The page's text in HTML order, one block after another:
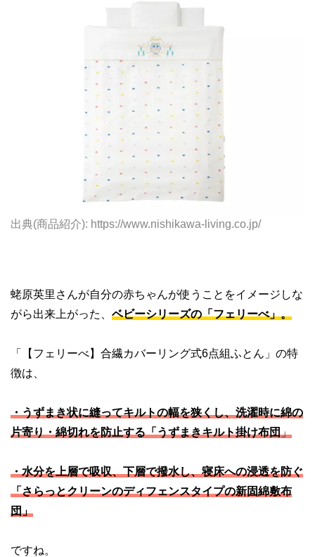
出典(商品紹介): https://www.nishikawa-living.co.jp/
蛯原英里さんが自分の赤ちゃんが使うことをイメージしな
がら出来上がった、 ベビーシリーズの「フェリーべ」。
「【フェリーべ】合繊カバーリング式6点組ふとん」の特
徴は、
・うずまき状に縫ってキルトの幅を狭くし、洗濯時に綿の
片寄り・綿切れを防止する「うずまきキルト掛け布団」
・水分を上層で吸収、下層で撥水し、寝床への浸透を防ぐ
「さらっとクリーンのディフェンスタイプの新固綿敷布
団」
ですね。